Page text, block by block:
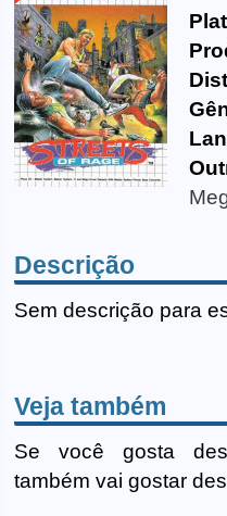
Descrição
Sem descrição para
Veja também
Se você gosta
também vai gostar